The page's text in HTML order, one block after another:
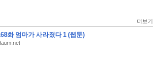
더보기
화 엄마가 사라졌다 1 (웹툰)